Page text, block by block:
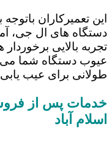
این تعمیرکاران
دستگاه های ال جی،
تجربه بالایی
عیوب دستگاه شما
طولانی برای عیب
خدمات پس از
اسلام آباد